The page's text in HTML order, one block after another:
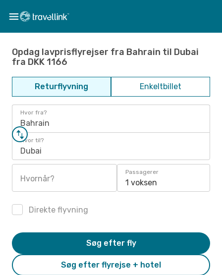
Opdag lavprisflyrejser fra Bahrain til Dubai
fra DKK 1166
Returflyvning Enkeltbillet
Hvor fra?
Bahrain
Hvor til?
Dubai
Hvornår?
Passagerer
1 voksen
Direkte flyvning
Søg efter flyrejse + hotel
Søg efter fly